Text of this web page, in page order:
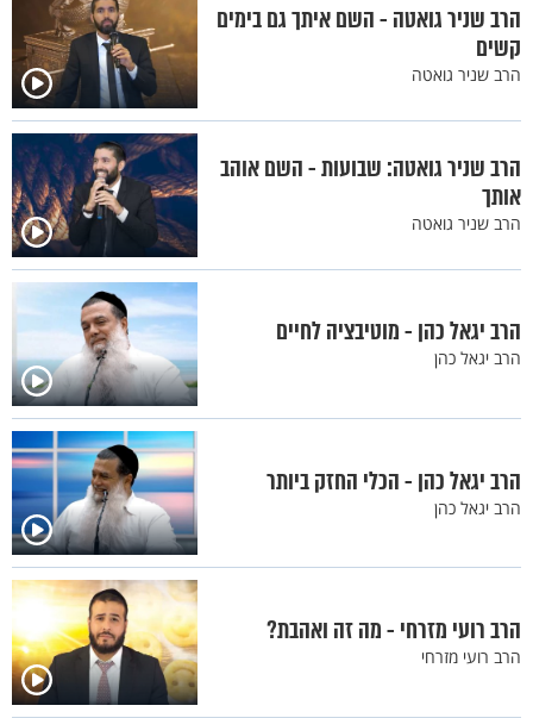
הרב שניר גואטה - השם איתך גם בימים
קשים
הרב שניר גואטה
הרב שניר גואטה: שבועות - השם אוהב
אותך
הרב שניר גואטה
הרב יגאל כהן - מוטיבציה לחיים
הרב יגאל כהן
הרב יגאל כהן - הכלי החזק ביותר
הרב יגאל כהן
הרב רועי מזרחי - מה זה ואהבת?
הרב רועי מזרחי